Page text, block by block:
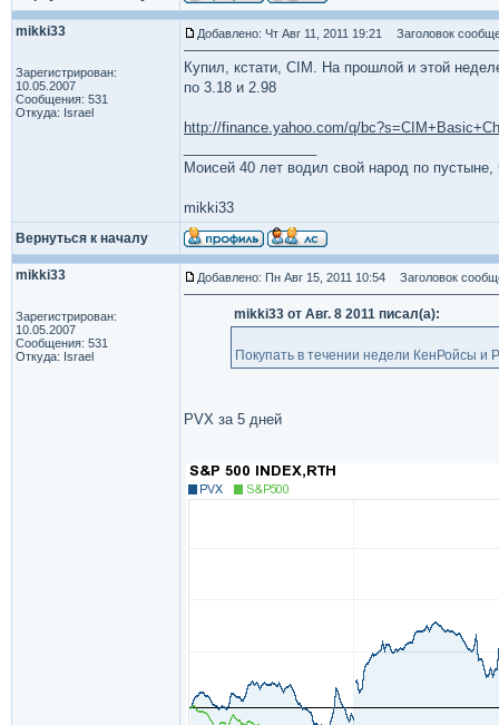
mikki33
Зарегистрирован:
10.05.2007
Сообщения: 531
Откуда: Israel
Добавлено: Чт Авг 11, 2011 19:21 Заголовок
Купил, кстати, CIM. На прошлой и этой
по 3.18 и 2.98
http://finance.yahoo.com/q/
Моисей 40 лет водил свой народ по
mikki33
Вернуться к началу
mikki33
Зарегистрирован:
10.05.2007
Сообщения: 531
Откуда: Israel
Добавлено: Пн Авг 15, 2011 10:54 Заголовок
mikki33 от Авг. 8 2011 писал(а):
Покупать в течении недели КенРойсы и
PVX за 5 дней